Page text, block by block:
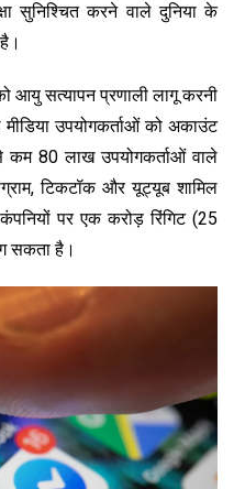
सुनिश्चित करने वाले दुनिया के
आयु सत्यापन प्रणाली लागू करनी
उपयोगकर्ताओं को अकाउंट
कम 80 लाख उपयोगकर्ताओं वाले
टिकटॉक और यूट्यूब शामिल
पर एक करोड़ रिंगिट (25
सकता है।